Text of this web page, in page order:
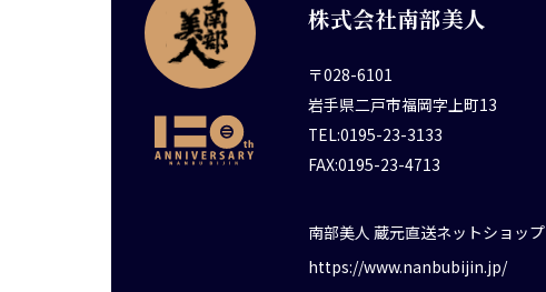
株式会社南部美人
〒028-6101
岩手県二戸市福岡字上町13
TEL:0195-23-3133
FAX:0195-23-4713
南部美人 蔵元直送ネットショップ
https://www.nanbubijin.jp/